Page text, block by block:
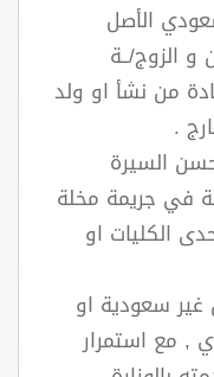
الأصل
و الزوج/ــة
من نشأ او ولد
.
السيرة
في جريمة مخلة
الكليات او
سعودية او
, مع استمرار